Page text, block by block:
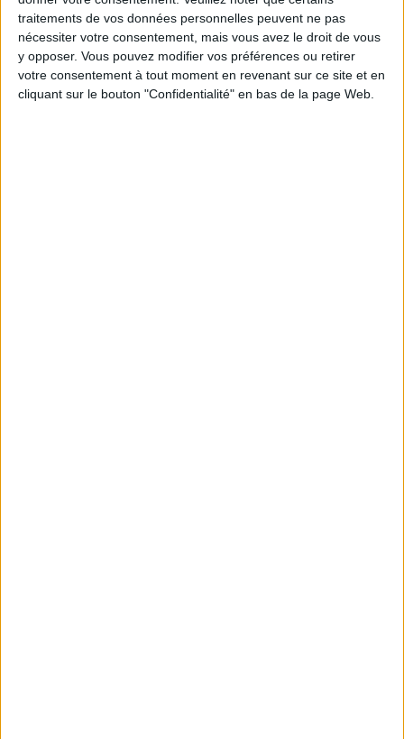
traitements de vos données personnelles peuvent ne pas
nécessiter votre consentement, mais vous avez le droit de vous
y opposer. Vous pouvez modifier vos préférences ou retirer
votre consentement à tout moment en revenant sur ce site et en
cliquant sur le bouton "Confidentialité" en bas de la page Web.